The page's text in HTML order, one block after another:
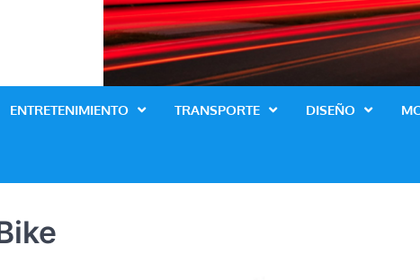
Revista Lo Ultimo
ENTRETENIMIENTO TRANSPORTE DISEÑO